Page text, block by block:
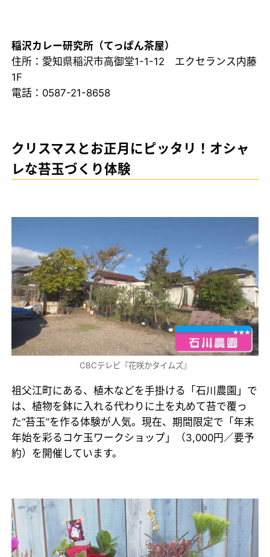
稲沢カレー研究所（てっぱん茶屋）
住所：愛知県稲沢市高御堂1-1-12 エクセランス内藤
1F
電話：0587-21-8658
クリスマスとお正月にピッタリ！オシャ
レな苔玉づくり体験
CBCテレビ『花咲かタイムズ』
祖父江町にある、植木などを手掛ける「石川農園」で
は、植物を鉢に入れる代わりに土を丸めて苔で覆っ
た“苔玉”を作る体験が人気。現在、期間限定で「年末
年始を彩るコケ玉ワークショップ」（3,000円／要予
約）を開催しています。